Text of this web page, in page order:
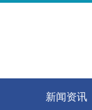
新闻资讯